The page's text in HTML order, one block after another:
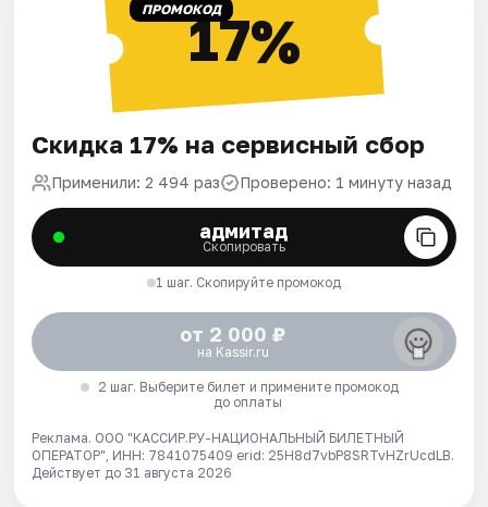
ПРОМОКОД17%
Скидка 17% на сервисный сбор
Применили: 2 494 раз Проверено: 1 минуту назад
адмитад
Скопировать
1 шаг. Скопируйте промокод
от 2 000 ₽
на Kassir.ru
2 шаг. Выберите билет и примените промокод
до оплаты
Реклама. ООО "КАССИР.РУ-НАЦИОНАЛЬНЫЙ БИЛЕТНЫЙ
ОПЕРАТОР", ИНН: 7841075409 erid: 25H8d7vbP8SRTvHZrUcdLB.
Действует до 31 августа 2026